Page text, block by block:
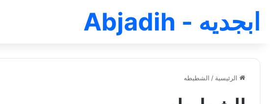
ابجديه - Abjadih
الرئيسية / الشطيطه